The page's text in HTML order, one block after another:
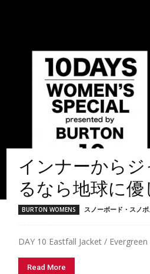
インナーから
るなら地球に
BURTON WOMENS スノーボード・スノ
DAY 10 Eastfall Jacket / Evergreen
Read More